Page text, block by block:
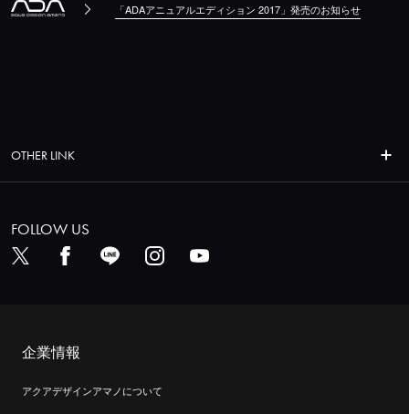
「ADAアニュアルエディション 2017」発売のお知らせ
OTHER LINK
FOLLOW US
企業情報
アクアデザインアマノについて